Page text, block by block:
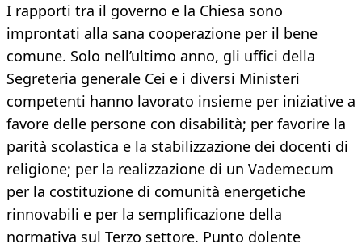
I rapporti tra il governo e la Chiesa sono
improntati alla sana cooperazione per il bene
comune. Solo nell’ultimo anno, gli uffici della
Segreteria generale Cei e i diversi Ministeri
competenti hanno lavorato insieme per iniziative a
favore delle persone con disabilità; per favorire la
parità scolastica e la stabilizzazione dei docenti di
religione; per la realizzazione di un Vademecum
per la costituzione di comunità energetiche
rinnovabili e per la semplificazione della
normativa sul Terzo settore. Punto dolente